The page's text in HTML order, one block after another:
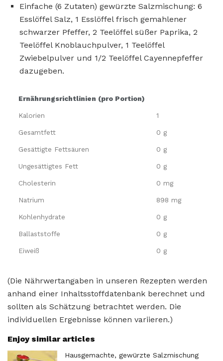
Einfache (6 Zutaten) gewürzte Salzmischung: 6
Esslöffel Salz, 1 Esslöffel frisch gemahlener
schwarzer Pfeffer, 2 Teelöffel süßer Paprika, 2
Teelöffel Knoblauchpulver, 1 Teelöffel
Zwiebelpulver und 1/2 Teelöffel Cayennepfeffer
dazugeben.
Ernährungsrichtlinien (pro Portion)
Kalorien 1
Gesamtfett 0 g
Gesättigte Fettsäuren 0 g
Ungesättigtes Fett 0 g
Cholesterin 0 mg
Natrium 898 mg
Kohlenhydrate 0 g
Ballaststoffe 0 g
Eiweiß 0 g
(Die Nährwertangaben in unseren Rezepten werden
anhand einer Inhaltsstoffdatenbank berechnet und
sollten als Schätzung betrachtet werden. Die
individuellen Ergebnisse können variieren.)
Enjoy similar articles
Hausgemachte, gewürzte Salzmischung